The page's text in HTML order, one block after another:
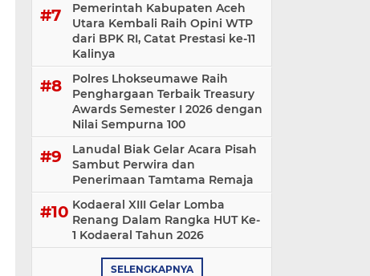
Pemerintah Kabupaten Aceh
Utara Kembali Raih Opini WTP
dari BPK RI, Catat Prestasi ke-11
Kalinya
Polres Lhokseumawe Raih
Penghargaan Terbaik Treasury
Awards Semester I 2026 dengan
Nilai Sempurna 100
Lanudal Biak Gelar Acara Pisah
Sambut Perwira dan
Penerimaan Tamtama Remaja
Kodaeral XIII Gelar Lomba
Renang Dalam Rangka HUT Ke-
1 Kodaeral Tahun 2026
SELENGKAPNYA